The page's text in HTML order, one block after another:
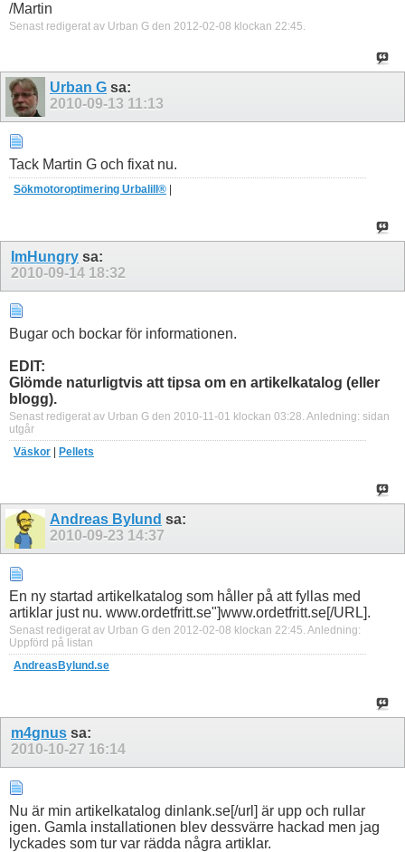
/Martin
Senast redigerat av Urban G den 2012-02-08 klockan 22:45.
Urban G sa:
2010-09-13 11:13
Tack Martin G och fixat nu.
Sökmotoroptimering Urbalill® |
ImHungry sa:
2010-09-14 18:32
Bugar och bockar för informationen.
EDIT:
Glömde naturligtvis att tipsa om en artikelkatalog (eller
blogg).
Senast redigerat av Urban G den 2010-11-01 klockan 03:28. Anledning: sidan
utgår
Väskor
Pellets
Andreas Bylund sa:
2010-09-23 14:37
En ny startad artikelkatalog som håller på att fyllas med
artiklar just nu. www.ordetfritt.se"]www.ordetfritt.se[/URL].
Senast redigerat av Urban G den 2012-02-08 klockan 22:45. Anledning:
Uppförd på listan
AndreasBylund.se
m4gnus sa:
2010-10-27 16:14
Nu är min artikelkatalog dinlank.se[/url] är upp och rullar
igen. Gamla installationen blev dessvärre hackad men jag
lyckades som tur var rädda några artiklar.